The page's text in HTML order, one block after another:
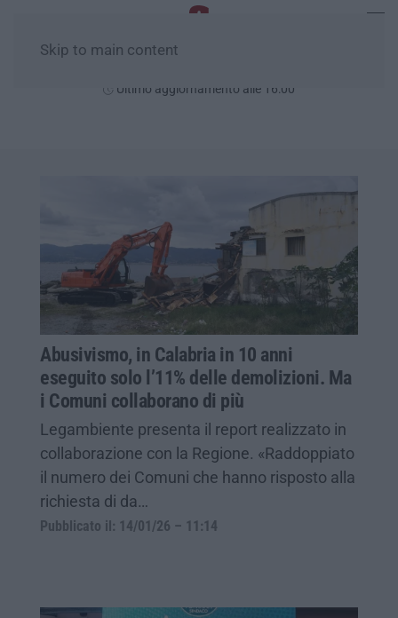
Skip to main content
Ultimo aggiornamento alle 16:00
Abusivismo, in Calabria in 10 anni
eseguito solo l’11% delle demolizioni. Ma
i Comuni collaborano di più
Legambiente presenta il report realizzato in
collaborazione con la Regione. «Raddoppiato
il numero dei Comuni che hanno risposto alla
richiesta di da…
Pubblicato il: 14/01/26 – 11:14